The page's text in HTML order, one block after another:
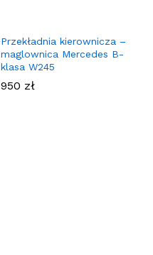
Przekładnia kierownicza –
maglownica Mercedes B-
klasa W245
950 zł